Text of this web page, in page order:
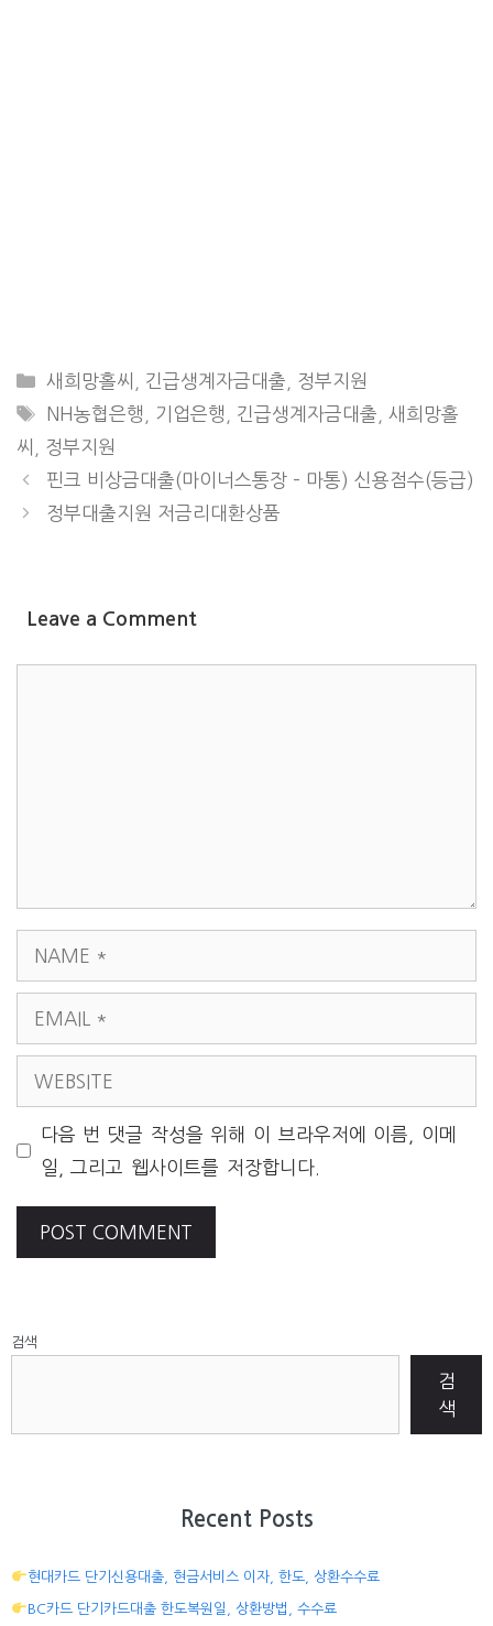
CATEGORIES
새희망홀씨 긴급생계자금대출
정부지원
TAGS
NH농협은행 기업은행 긴급생계자금대출 ,새희망홀
씨
정부지원
핀크 비상금대출(마이너스통장 – 마통) 신용점수(등급)
정부대출지원 저금리대환상품
Leave a Comment
NAME
EMAIL
WEBSITE
다음 번 댓글 작성을 위해 이 브라우저에 이름, 이메
일, 그리고 웹사이트를 저장합니다.
검색
검
색
Recent Posts
현대카드 단기신용대출, 현금서비스 이자, 한도, 상환수수료
BC카드 단기카드대출 한도복원일, 상환방법, 수수료